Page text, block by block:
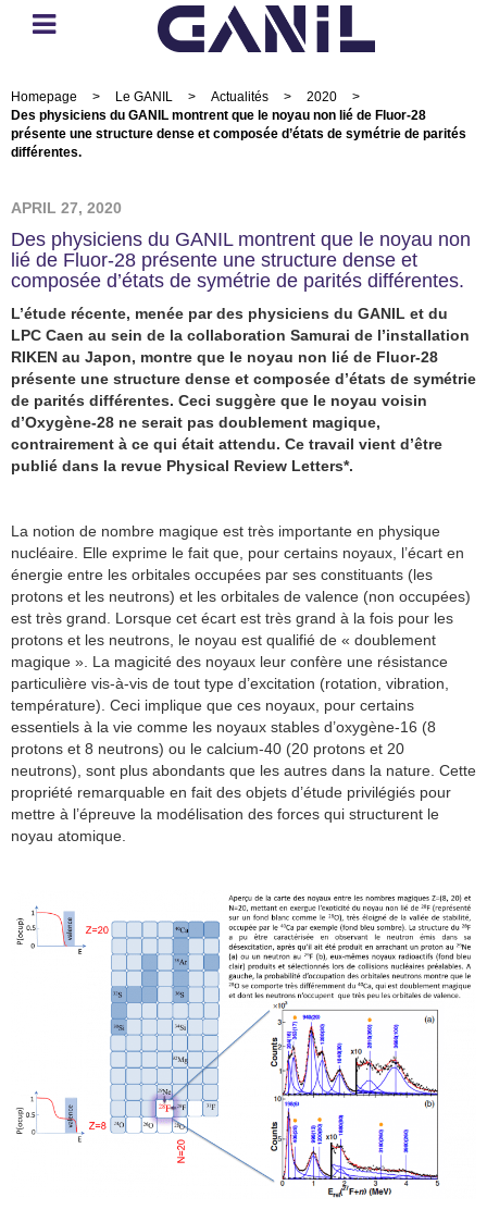
Homepage > Le GANIL > Actualités > 2020
>
Des physiciens du GANIL montrent que le noyau non lié de Fluor-28
présente une structure dense et composée d’états de symétrie de parités
différentes.
APRIL 27, 2020
Des physiciens du GANIL montrent que le noyau non
lié de Fluor-28 présente une structure dense et
composée d’états de symétrie de parités différentes.
L’étude récente, menée par des physiciens du GANIL et du
LPC Caen au sein de la collaboration Samurai de l’installation
RIKEN au Japon, montre que le noyau non lié de Fluor-28
présente une structure dense et composée d’états de symétrie
de parités différentes. Ceci suggère que le noyau voisin
d’Oxygène-28 ne serait pas doublement magique,
contrairement à ce qui était attendu. Ce travail vient d’être
publié dans la revue Physical Review Letters*.
La notion de nombre magique est très importante en physique
nucléaire. Elle exprime le fait que, pour certains noyaux, l’écart en
énergie entre les orbitales occupées par ses constituants (les
protons et les neutrons) et les orbitales de valence (non occupées)
est très grand. Lorsque cet écart est très grand à la fois pour les
protons et les neutrons, le noyau est qualifié de « doublement
magique ». La magicité des noyaux leur confère une résistance
particulière vis-à-vis de tout type d’excitation (rotation, vibration,
température). Ceci implique que ces noyaux, pour certains
essentiels à la vie comme les noyaux stables d’oxygène-16 (8
protons et 8 neutrons) ou le calcium-40 (20 protons et 20
neutrons), sont plus abondants que les autres dans la nature. Cette
propriété remarquable en fait des objets d’étude privilégiés pour
mettre à l’épreuve la modélisation des forces qui structurent le
noyau atomique.